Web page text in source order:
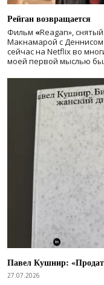
Рейган возвращается
Фильм «Reagan»,
Макнамарой с Деннисом
сейчас на Netflix во
моей первой мыслью
Павел Кушнир:
27.07.2026